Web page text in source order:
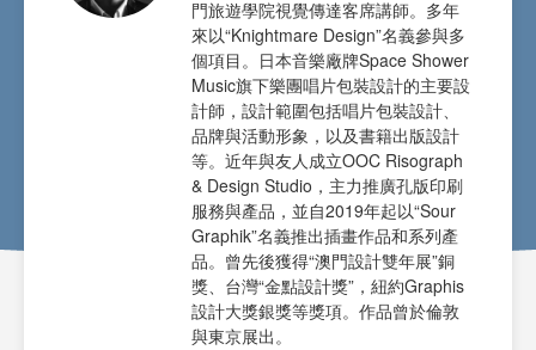
門旅遊學院視覺傳達客席講師。多年
來以“Knightmare Design”名義參與多
個項目。日本音樂廠牌Space Shower
Music旗下樂團唱片包裝設計的主要設
計師，設計範圍包括唱片包裝設計、
品牌與活動形象，以及書籍出版設計
等。近年與友人成立OOC Risograph
& Design Studio，主力推廣孔版印刷
服務與產品，並自2019年起以“Sour
Graphik”名義推出插畫作品和系列產
品。曾先後獲得“澳門設計雙年展”銅
獎、台灣“金點設計獎”，紐約Graphis
設計大獎銀獎等獎項。作品曾於倫敦
與東京展出。